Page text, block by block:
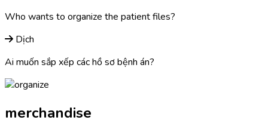
Who wants to organize the patient files?
Dịch
Ai muốn sắp xếp các hồ sơ bệnh án?
merchandise